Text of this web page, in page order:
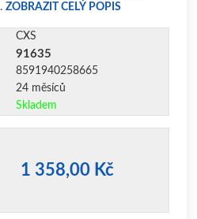
ZOBRAZIT CELÝ POPIS
CXS
91635
8591940258665
24 měsíců
Skladem
1 358,00 Kč